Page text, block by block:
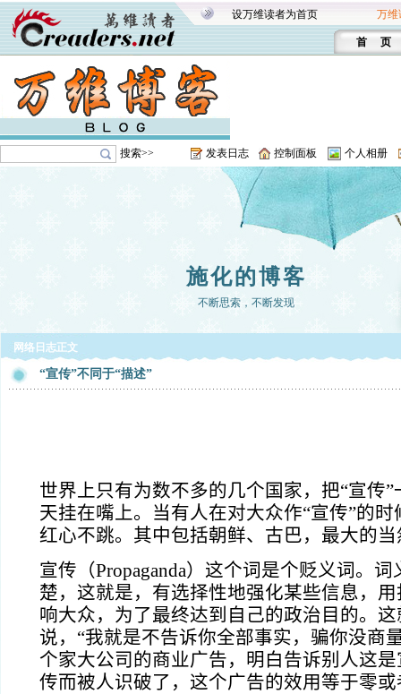
设万维读者为首页 万维
首 页
搜索>> 发表日志 控制面板 个人相册
施化的博客
不断思索，不断发现
网络日志正文
“宣传”不同于“描述”
世界上只有为数不多的几个国家，把“宣传
天挂在嘴上。当有人在对大众作“宣传”的
红心不跳。其中包括朝鲜、古巴，最大的
宣传（Propaganda）这个词是个贬义词。
楚，这就是，有选择性地强化某些信息，
响大众，为了最终达到自己的政治目的。
说，“我就是不告诉你全部事实，骗你没商
个家大公司的商业广告，明白告诉别人这
传而被人识破了，这个广告的效用等于零